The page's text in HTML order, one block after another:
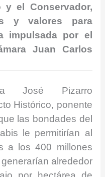
y el Conservador,
y valores para
impulsada por el
Juan Carlos
José Pizarro
Histórico, ponente
las bondades del
le permitirían al
a los 400 millones
alrededor